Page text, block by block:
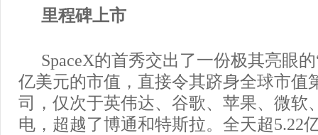
里程碑上市
SpaceX的首秀交出了一份极其亮眼
亿美元的市值，直接令其跻身全球市值
司，仅次于英伟达、谷歌、苹果、微软
电，超越了博通和特斯拉。全天超5.22